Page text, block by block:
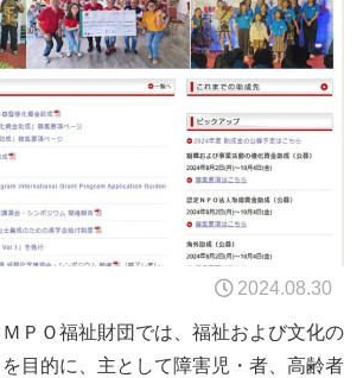
2024.08.30
ＰＯ福祉財団では、福祉および文化の
目的に、主として障害児・者、高齢者